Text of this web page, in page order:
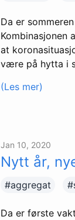
Da er
Kombinasjonen
at
være på hytta i
(Les mer)
Jan 10, 2020
Nytt år,
#aggregat
Da er første